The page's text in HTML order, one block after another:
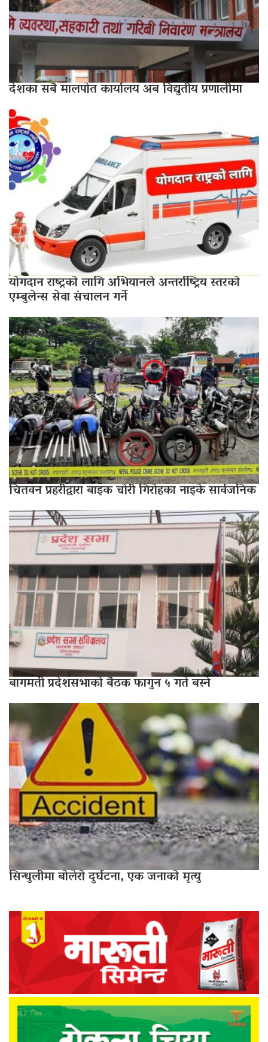
देशका सबै मालपोत कार्यालय अब विद्युतीय प्रणालीमा
योगदान राष्ट्रको लागि अभियानले अन्तर्राष्ट्रिय स्तरको
एम्बुलेन्स सेवा संचालन गर्ने
चितवन प्रहरीद्वारा बाइक चोरी गिरोहका नाइके सार्वजनिक
बागमती प्रदेशसभाको बैठक फागुन ५ गते बस्ने
सिन्धुलीमा बोलेरो दुर्घटना, एक जनाको मृत्यु